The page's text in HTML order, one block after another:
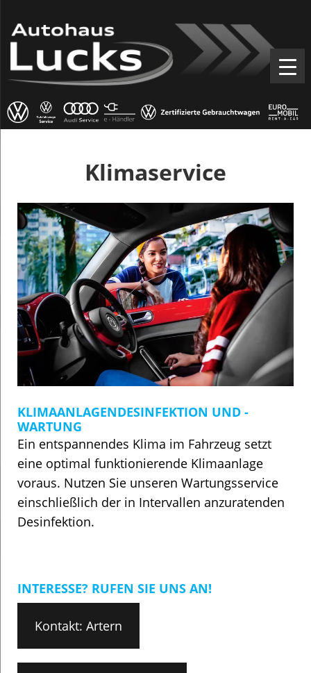
Klimaservice
KLIMAANLAGENDESINFEKTION UND -
WARTUNG
Ein entspannendes Klima im Fahrzeug setzt
eine optimal funktionierende Klimaanlage
voraus. Nutzen Sie unseren Wartungsservice
einschließlich der in Intervallen anzuratenden
Desinfektion.
INTERESSE? RUFEN SIE UNS AN!
Kontakt: Artern